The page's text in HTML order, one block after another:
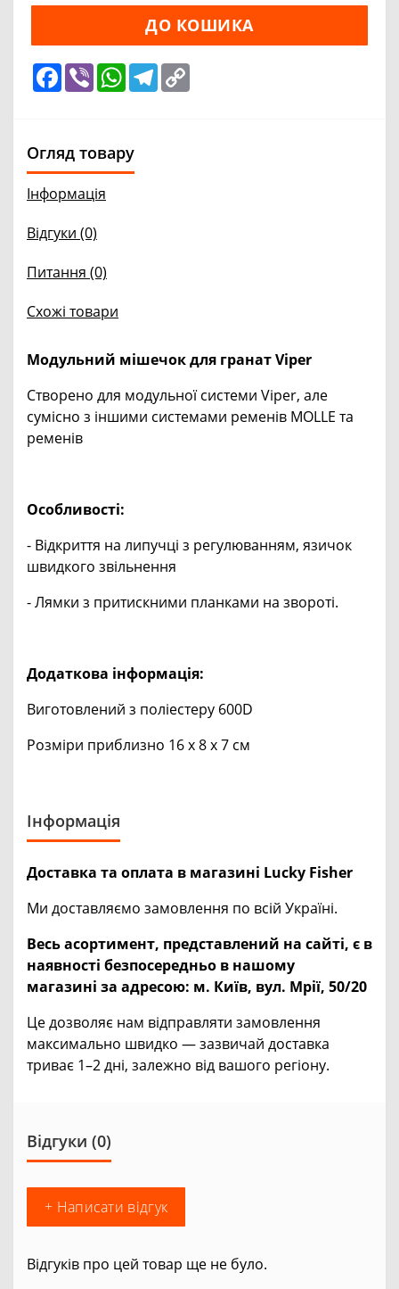
ДО КОШИКА
Facebook
Viber WhatsApp
Telegram
Огляд товару
Інформація
Відгуки (0)
Питання (0)
Схожі товари
Модульний мішечок для гранат Viper
Створено для модульної системи Viper, але
сумісно з іншими системами ременів MOLLE та
ременів
Особливості:
- Відкриття на липучці з регулюванням, язичок
швидкого звільнення
- Лямки з притискними планками на звороті.
Додаткова інформація:
Виготовлений з поліестеру 600D
Розміри приблизно 16 х 8 х 7 см
Інформація
Доставка та оплата в магазині Lucky Fisher
Ми доставляємо замовлення по всій Україні.
Весь асортимент, представлений на сайті, є в
наявності безпосередньо в нашому
магазині за адресою: м. Київ, вул. Мрії, 50/20
Це дозволяє нам відправляти замовлення
максимально швидко — зазвичай доставка
триває 1–2 дні, залежно від вашого регіону.
Відгуки (0)
+ Написати відгук
Відгуків про цей товар ще не було.